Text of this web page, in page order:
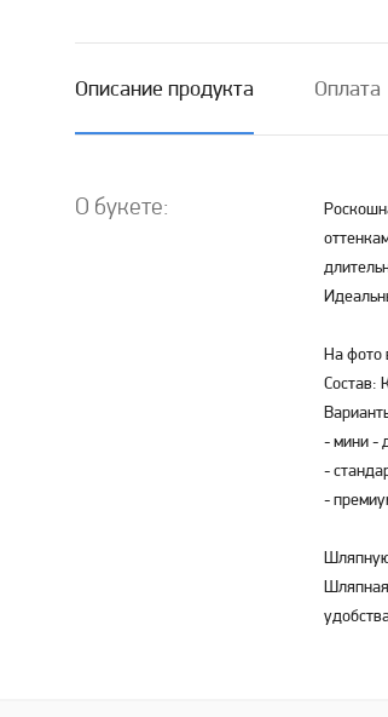
Описание продукта Оплата
О букете:
На фото
Состав:
- мини -
-
-
Шляпную
Шляпная